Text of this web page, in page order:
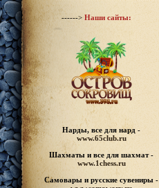
------> Наши сайты:
Нарды, все для нард -
www.65club.ru
Шахматы и все для шахмат -
www.1chess.ru
Самовары и русские сувениры -